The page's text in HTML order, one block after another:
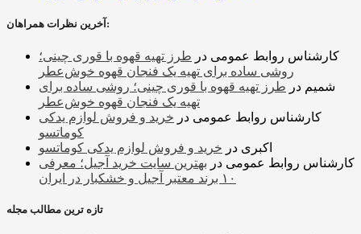
آخرین نظرات همراهان:
کارشناس روابط عمومی در طرز تهیه قهوه با قوری چینی؛
روشی ساده برای تهیه یک فنجان قهوه خوش‌عطر
شمیم در طرز تهیه قهوه با قوری چینی؛ روشی ساده برای
تهیه یک فنجان قهوه خوش‌عطر
کارشناس روابط عمومی در خرید و فروش لوازم یدکی
کوماتسو
اکبری در خرید و فروش لوازم یدکی کوماتسو
کارشناس روابط عمومی در بهترین سایت خرید آجیل؛ معرفی
۱۰ برند معتبر آجیل و خشکبار در ایران
تازه ترین مطالب مجله